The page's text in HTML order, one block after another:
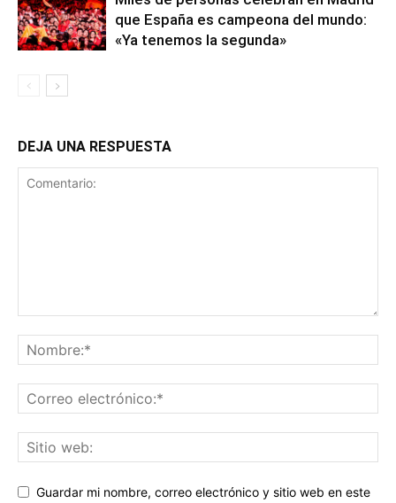
que España es campeona del mundo:
«Ya tenemos la segunda»
DEJA UNA RESPUESTA
Guardar mi nombre, correo electrónico y sitio web en este